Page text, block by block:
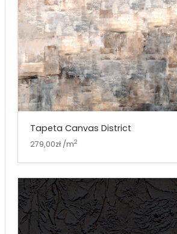
Tapeta Canvas District
279,00zł /m2